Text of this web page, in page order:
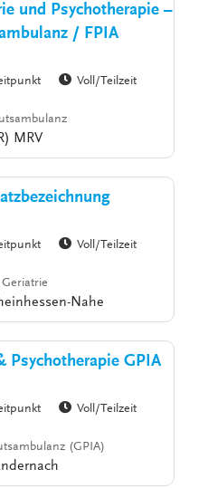
und Psychotherapie –
/ FPIA
Voll/Teilzeit
MRV
Voll/Teilzeit
Nahe
Psychotherapie GPIA
Voll/Teilzeit
(GPIA)